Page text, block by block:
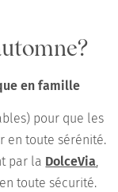
en famille
pour que les
en toute sérénité.
par la DolceVia
toute sécurité.